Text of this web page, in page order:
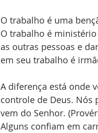
O trabalho é uma
O trabalho é
as outras pessoas e
em seu trabalho é
A diferença está onde
controle de Deus. Nós
vem do Senhor.
Alguns confiam em